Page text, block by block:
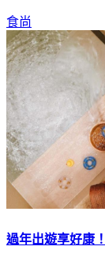
食尚
過年出遊享好康